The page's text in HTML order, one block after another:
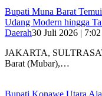
‎Bupati Muna Barat
Udang Modern hingga
Daerah30 Juli 2026 |
‎JAKARTA,
Barat (Mubar),…